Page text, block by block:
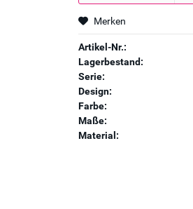
Merken
Artikel-Nr.:
Lagerbestand:
Serie:
Design:
Farbe:
Maße:
Material: